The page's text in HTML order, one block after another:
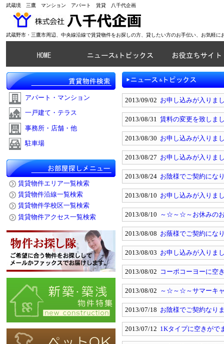
武蔵境 三鷹 マンション アパート 賃貸 八千代企画
武蔵野市・三鷹市周辺、中央線沿線で賃貸物件をお探しの方、貸したい方のお手伝い、お気軽に
アパート・マンション
一戸建て・テラス
事務所・店舗・他
駐車場
賃貸物件エリア一覧検索
賃貸物件沿線一覧検索
賃貸物件学校区一覧検索
賃貸物件アクセス一覧検索
2013/09/02 お申し込みが入りま
2013/08/31 賃料の変更を致しま
2013/08/30 お申し込みが入りま
2013/08/27 お申し込みが入りま
2013/08/24 お陰様でご契約にな
2013/08/10 お申し込みが入りま
2013/08/10 ～☆～☆～お休みの
2013/08/08 お蔭様でご契約にな
2013/08/03 お申し込みが入りま
2013/08/02 コーポコーヨーに空
2013/08/02 ～☆～☆～サマーキ
2013/07/18 お陰様でご契約なり
2013/07/12 1Kタイプに空きがで